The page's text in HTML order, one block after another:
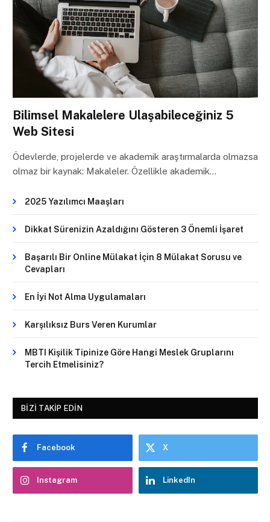
Bilimsel Makalelere Ulaşabileceğiniz 5
Web Sitesi
Ödevlerde, projelerde ve akademik araştırmalarda olmazsa
olmaz bir kaynak: Makaleler. Özellikle akademik…
2025 Yazılımcı Maaşları
Dikkat Sürenizin Azaldığını Gösteren 3 Önemli İşaret
Başarılı Bir Online Mülakat İçin 8 Mülakat Sorusu ve
Cevapları
En İyi Not Alma Uygulamaları
Karşılıksız Burs Veren Kurumlar
MBTI Kişilik Tipinize Göre Hangi Meslek Gruplarını
Tercih Etmelisiniz?
BIZI TAKIP EDIN
Facebook X
Instagram LinkedIn